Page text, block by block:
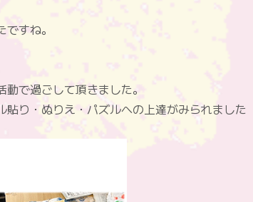
すね。
で過ごして頂きました。
り・ぬりえ・パズルへの上達がみられました